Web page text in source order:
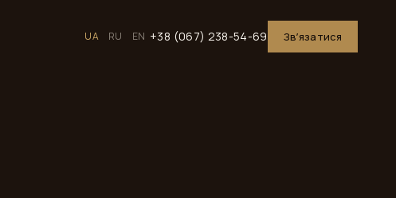
UA RU EN +38 (067) 238-54-69 Звʼязатися